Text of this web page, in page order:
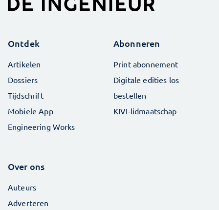
Ontdek
Artikelen
Dossiers
Tijdschrift
Mobiele App
Engineering Works
Abonneren
Print abonnement
Digitale edities los
bestellen
KIVI-lidmaatschap
Over ons
Auteurs
Adverteren